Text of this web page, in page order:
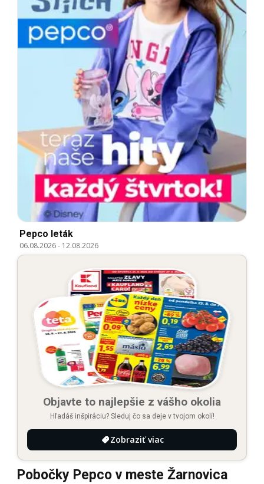
Pepco leták
06.08.2026- 12.08.2026
Objavte to najlepšie z vášho okolia
Hľadáš inšpiráciu? Sleduj čo sa deje v tvojom okolí!
Zobraziť viac
Pobočky Pepco v meste Žarnovica